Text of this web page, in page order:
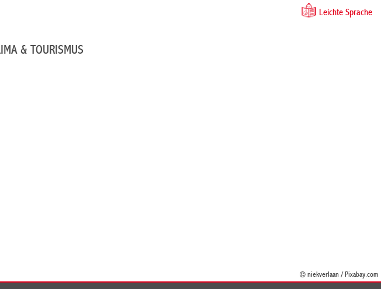
Leichte Sprache
& TOURISMUS
© niekverlaan / Pixabay.com